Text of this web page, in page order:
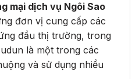
mại dịch vụ Ngôi Sao
đơn vị cung cấp các
đầu thị trường, trong
là một trong các
và sử dụng nhiều